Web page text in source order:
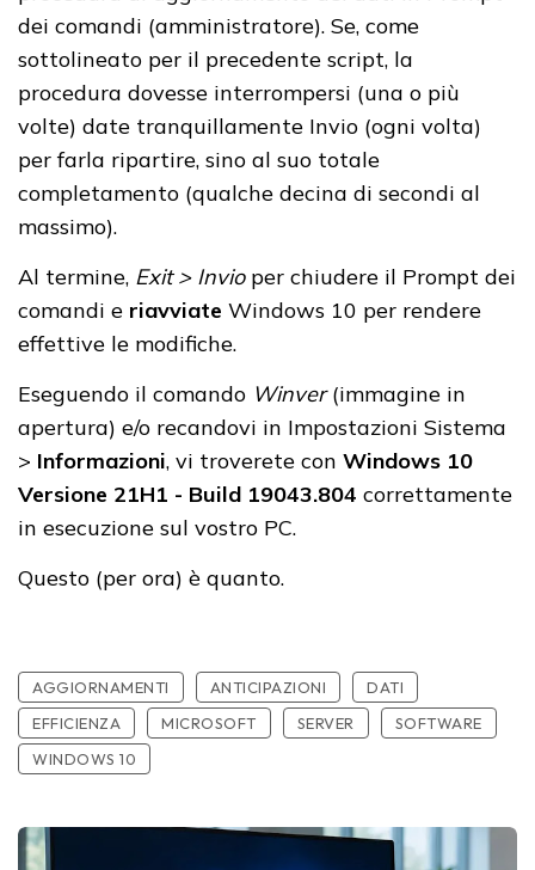
dei comandi (amministratore). Se, come
sottolineato per il precedente script, la
procedura dovesse interrompersi (una o più
volte) date tranquillamente Invio (ogni volta)
per farla ripartire, sino al suo totale
completamento (qualche decina di secondi al
massimo).
Al termine, Exit > Invioper chiudere il Prompt dei
comandi e riavviate Windows 10 per rendere
effettive le modifiche.
Eseguendo il comando Winver(immagine in
apertura) e/o recandovi in Impostazioni Sistema
> Informazioni, vi troverete con Windows 10
Versione 21H1 - Build 19043.804 correttamente
in esecuzione sul vostro PC.
Questo (per ora) è quanto.
AGGIORNAMENTI ANTICIPAZIONI
DATI
EFFICIENZA
MICROSOFT SERVER
SOFTWARE
WINDOWS 10